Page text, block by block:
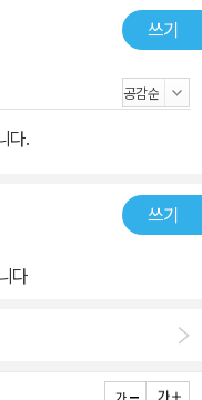
쓰기
다.
쓰기
다